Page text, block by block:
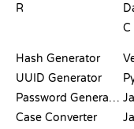
R
C
Hash Generator
UUID Generator
Password Generator
Case Converter